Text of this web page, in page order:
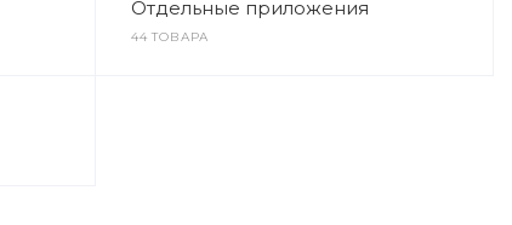
Отдельные приложения
44 ТОВАРА